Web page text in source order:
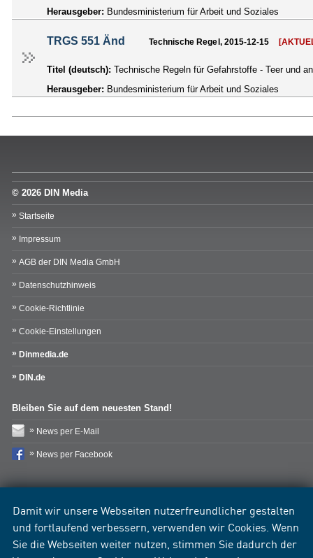
Damit wir unsere Webseiten nutzerfreundlicher gestalten
und fortlaufend verbessern, verwenden wir Cookies. Wenn
Sie die Webseiten weiter nutzen, stimmen Sie dadurch der
Herausgeber: Bundesministerium für Arbeit und Soziales
TRGS 551 Änd Technische Regel, 2015-12-15
Titel (deutsch): Technische Regeln für Gefahrstoffe - Teer und
Herausgeber: Bundesministerium für Arbeit und Soziales
© 2026 DIN Media
Startseite
Impressum
AGB der DIN Media GmbH
Datenschutzhinweis
Cookie-Richtlinie
Cookie-Einstellungen
Dinmedia.de
DIN.de
Bleiben Sie auf dem neuesten Stand!
News per E-Mail
News per Facebook